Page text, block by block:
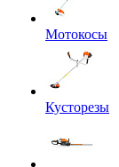
Мотокосы
Кусторезы